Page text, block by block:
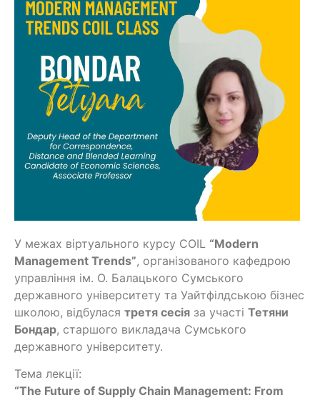
У межах віртуального курсу COIL “Modern
Management Trends”, організованого кафедрою
управління ім. О. Балацького Сумського
державного університету та Уайтфілдською бізнес
школою, відбулася третя сесія за участі Тетяни
Бондар, старшого викладача Сумського
державного університету.
Тема лекції:
“The Future of Supply Chain Management: From